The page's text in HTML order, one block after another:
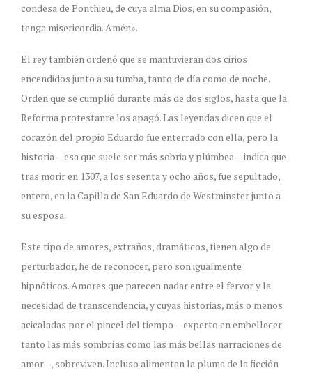
condesa de Ponthieu, de cuya alma Dios, en su compasión,
tenga misericordia. Amén».
El rey también ordenó que se mantuvieran dos cirios
encendidos junto a su tumba, tanto de día como de noche.
Orden que se cumplió durante más de dos siglos, hasta que la
Reforma protestante los apagó. Las leyendas dicen que el
corazón del propio Eduardo fue enterrado con ella, pero la
historia —esa que suele ser más sobria y plúmbea— indica que
tras morir en 1307, a los sesenta y ocho años, fue sepultado,
entero, en la Capilla de San Eduardo de Westminster junto a
su esposa.
Este tipo de amores, extraños, dramáticos, tienen algo de
perturbador, he de reconocer, pero son igualmente
hipnóticos. Amores que parecen nadar entre el fervor y la
necesidad de transcendencia, y cuyas historias, más o menos
acicaladas por el pincel del tiempo —experto en embellecer
tanto las más sombrías como las más bellas narraciones de
amor—, sobreviven. Incluso alimentan la pluma de la ficción